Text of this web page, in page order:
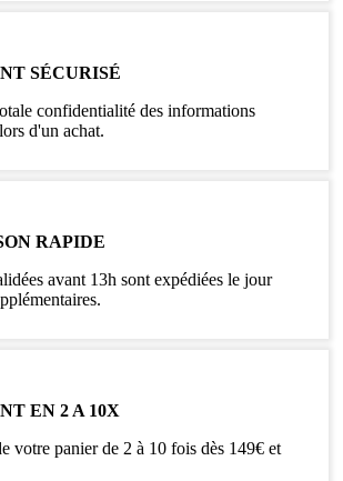
SÉCURISÉ
confidentialité des informations
d'un achat.
RAPIDE
avant 13h sont expédiées le jour
EN 2 A 10X
votre panier de 2 à 10 fois dès 149€ et